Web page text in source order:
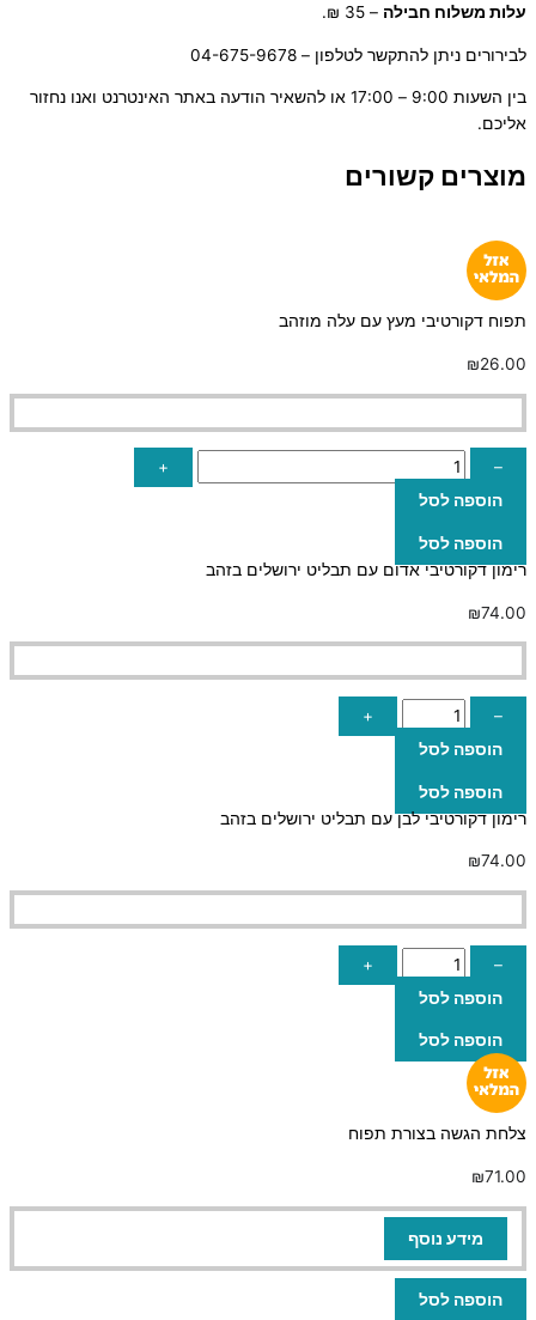
עלות משלוח חבילה – 35 ₪.
לבירורים ניתן להתקשר לטלפון – 04-675-9678
בין השעות 9:00 – 17:00 או להשאיר הודעה באתר האינטרנט ואנו נחזור
אליכם.
מוצרים קשורים
תפוח דקורטיבי מעץ עם עלה מוזהב
₪26.00
–
+
הוספה לסל
הוספה לסל
רימון דקורטיבי אדום עם תבליט ירושלים בזהב
₪74.00
–
+
הוספה לסל
הוספה לסל
רימון דקורטיבי לבן עם תבליט ירושלים בזהב
₪74.00
–
+
הוספה לסל
הוספה לסל
צלחת הגשה בצורת תפוח
₪71.00
מידע נוסף
הוספה לסל